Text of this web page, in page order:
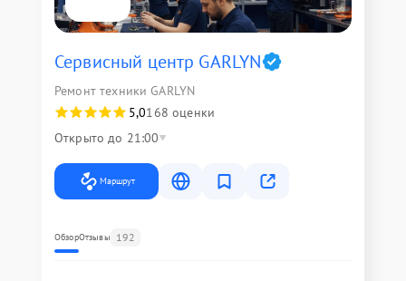
Сервисный центр GARLYN
Ремонт техники GARLYN
5,0168 оценки
Открыто до 21:00
Маршрут
ОбзорОтзывы 192